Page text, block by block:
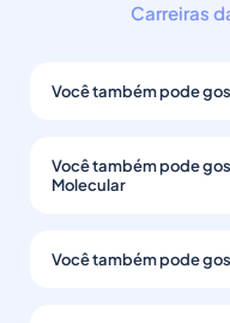
Carreiras
Você também pode
Você também pode
Molecular
Você também pode